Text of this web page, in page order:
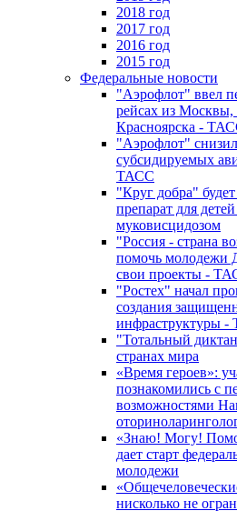
2018 год
2017 год
2016 год
2015 год
Федеральные новости
"Аэрофлот" ввел
рейсах из Москвы,
Красноярска -
"Аэрофлот"
субсидируемых
ТАСС
"Круг добра"
препарат для
муковисцидозом
"Россия - страна
помочь молодежи
свои проекты -
"Ростех" начал
создания
инфраструктуры
"Тотальный
странах мира
«Время героев»:
познакомились с
возможностями
«Знаю! Могу!
дает старт
молодежи
нисколько не